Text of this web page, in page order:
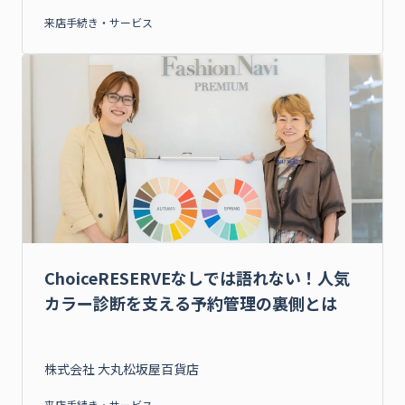
来店手続き・サービス
ChoiceRESERVEなしでは語れない！人気
カラー診断を支える予約管理の裏側とは
株式会社 大丸松坂屋百貨店